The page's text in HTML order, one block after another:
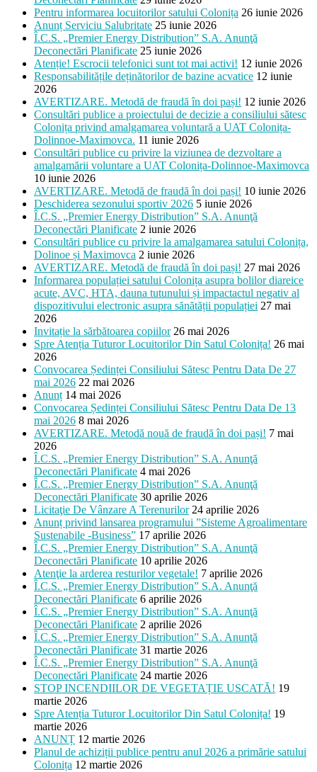
Pentru informarea locuitorilor satului Colonița 26 iunie 2026
Anunț Serviciu Salubritate 25 iunie 2026
Î.C.S. „Premier Energy Distribution” S.A. Anunţă
Deconectări Planificate 25 iunie 2026
Atenție! Escrocii telefonici sunt tot mai activi! 12 iunie 2026
Responsabilitățile deținătorilor de bazine acvatice 12 iunie
2026
AVERTIZARE. Metodă de fraudă în doi pași! 12 iunie 2026
Consultări publice a proiectului de decizie a consiliului sătesc
Colonița privind amalgamarea voluntară a UAT Colonița-
Dolinnoe-Maximovca. 11 iunie 2026
Consultări publice cu privire la viziunea de dezvoltare a
amalgamării voluntare a UAT Colonița-Dolinnoe-Maximovca
10 iunie 2026
AVERTIZARE. Metodă de fraudă în doi pași! 10 iunie 2026
Deschiderea sezonului sportiv 2026 5 iunie 2026
Î.C.S. „Premier Energy Distribution” S.A. Anunţă
Deconectări Planificate 2 iunie 2026
Consultări publice cu privire la amalgamarea satului Colonița,
Dolinoe și Maximovca 2 iunie 2026
AVERTIZARE. Metodă de fraudă în doi pași! 27 mai 2026
Informarea populației satului Colonița asupra bolilor diareice
acute, AVC, HTA, dauna tutunului și impactactul negativ al
dispozitivului electronic asupra sănătății populației 27 mai
2026
Invitație la sărbătoarea copiilor 26 mai 2026
Spre Atenția Tuturor Locuitorilor Din Satul Colonița! 26 mai
2026
Convocarea Ședinței Consiliului Sătesc Pentru Data De 27
mai 2026 22 mai 2026
Anunț 14 mai 2026
Convocarea Ședinței Consiliului Sătesc Pentru Data De 13
mai 2026 8 mai 2026
AVERTIZARE. Metodă nouă de fraudă în doi pași! 7 mai
2026
Î.C.S. „Premier Energy Distribution” S.A. Anunţă
Deconectări Planificate 4 mai 2026
Î.C.S. „Premier Energy Distribution” S.A. Anunţă
Deconectări Planificate 30 aprilie 2026
Licitaţie De Vânzare A Terenurilor 24 aprilie 2026
Anunț privind lansarea programului ”Sisteme Agroalimentare
Sustenabile -Business” 17 aprilie 2026
Î.C.S. „Premier Energy Distribution” S.A. Anunţă
Deconectări Planificate 10 aprilie 2026
Atenţie la arderea resturilor vegetale! 7 aprilie 2026
Î.C.S. „Premier Energy Distribution” S.A. Anunţă
Deconectări Planificate 6 aprilie 2026
Î.C.S. „Premier Energy Distribution” S.A. Anunţă
Deconectări Planificate 2 aprilie 2026
Î.C.S. „Premier Energy Distribution” S.A. Anunţă
Deconectări Planificate 31 martie 2026
Î.C.S. „Premier Energy Distribution” S.A. Anunţă
Deconectări Planificate 24 martie 2026
STOP INCENDIILOR DE VEGETAȚIE USCATĂ! 19
martie 2026
Spre Atenția Tuturor Locuitorilor Din Satul Colonița! 19
martie 2026
ANUNȚ 12 martie 2026
Planul de achiziții publice pentru anul 2026 a primărie satului
Colonița 12 martie 2026